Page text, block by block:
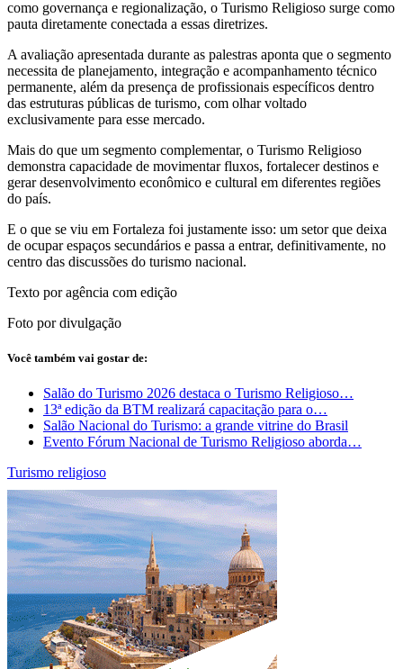
como governança e regionalização, o Turismo Religioso surge como
pauta diretamente conectada a essas diretrizes.
A avaliação apresentada durante as palestras aponta que o segmento
necessita de planejamento, integração e acompanhamento técnico
permanente, além da presença de profissionais específicos dentro
das estruturas públicas de turismo, com olhar voltado
exclusivamente para esse mercado.
Mais do que um segmento complementar, o Turismo Religioso
demonstra capacidade de movimentar fluxos, fortalecer destinos e
gerar desenvolvimento econômico e cultural em diferentes regiões
do país.
E o que se viu em Fortaleza foi justamente isso: um setor que deixa
de ocupar espaços secundários e passa a entrar, definitivamente, no
centro das discussões do turismo nacional.
Texto por agência com edição
Foto por divulgação
Você também vai gostar de:
Salão do Turismo 2026 destaca o Turismo Religioso…
13ª edição da BTM realizará capacitação para o…
Salão Nacional do Turismo: a grande vitrine do Brasil
Evento Fórum Nacional de Turismo Religioso aborda…
Turismo religioso